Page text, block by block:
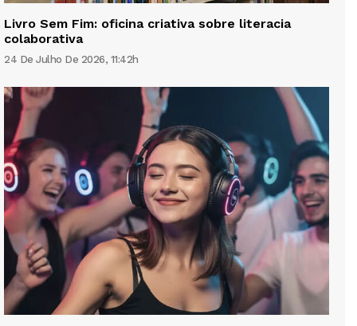
Livro Sem Fim: oficina criativa sobre literacia
colaborativa
24 De Julho De 2026, 11:42h